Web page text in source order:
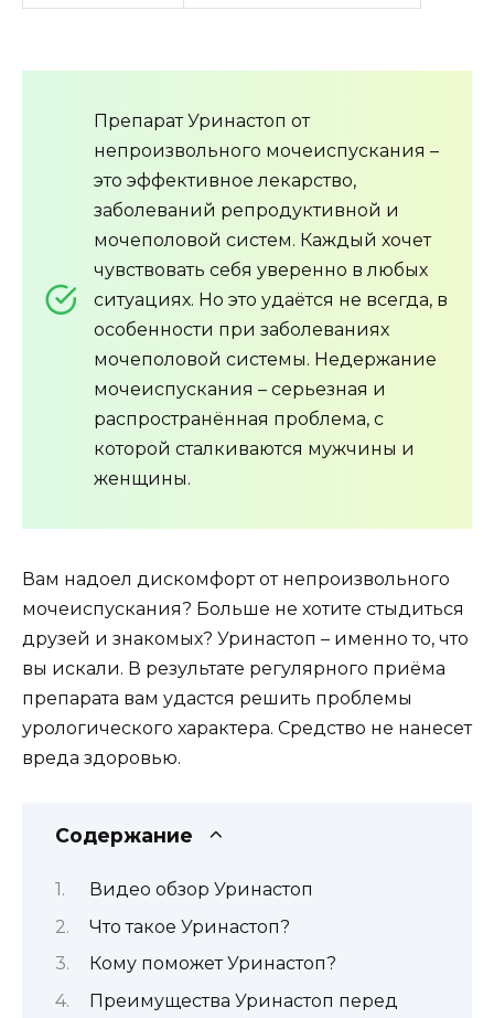
Препарат Уринастоп от
непроизвольного мочеиспускания –
это эффективное лекарство,
заболеваний репродуктивной и
мочеполовой систем. Каждый хочет
чувствовать себя уверенно в любых
ситуациях. Но это удаётся не всегда, в
особенности при заболеваниях
мочеполовой системы. Недержание
мочеиспускания – серьезная и
распространённая проблема, с
которой сталкиваются мужчины и
женщины.
Вам надоел дискомфорт от непроизвольного
мочеиспускания? Больше не хотите стыдиться
друзей и знакомых? Уринастоп – именно то, что
вы искали. В результате регулярного приёма
препарата вам удастся решить проблемы
урологического характера. Средство не нанесет
вреда здоровью.
Содержание
Видео обзор Уринастоп
Что такое Уринастоп?
Кому поможет Уринастоп?
Преимущества Уринастоп перед